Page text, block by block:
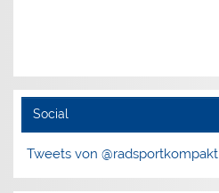
Social
Tweets von @radsportkompakt